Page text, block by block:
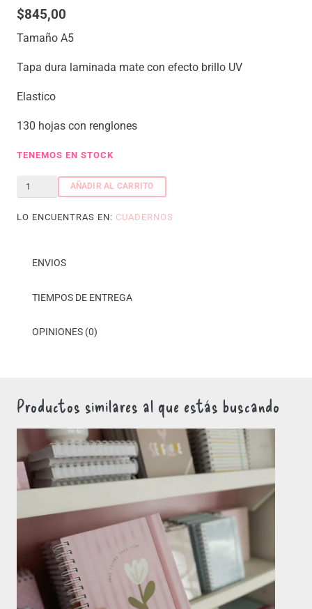
$845,00
Tamaño A5
Tapa dura laminada mate con efecto brillo UV
Elastico
130 hojas con renglones
TENEMOS EN STOCK
Cuaderno
CAPRI
-
cantidad
AÑADIR AL CARRITO
LO ENCUENTRAS EN: CUADERNOS
ENVIOS
TIEMPOS DE ENTREGA
OPINIONES (0)
Productos similares al que estás buscando